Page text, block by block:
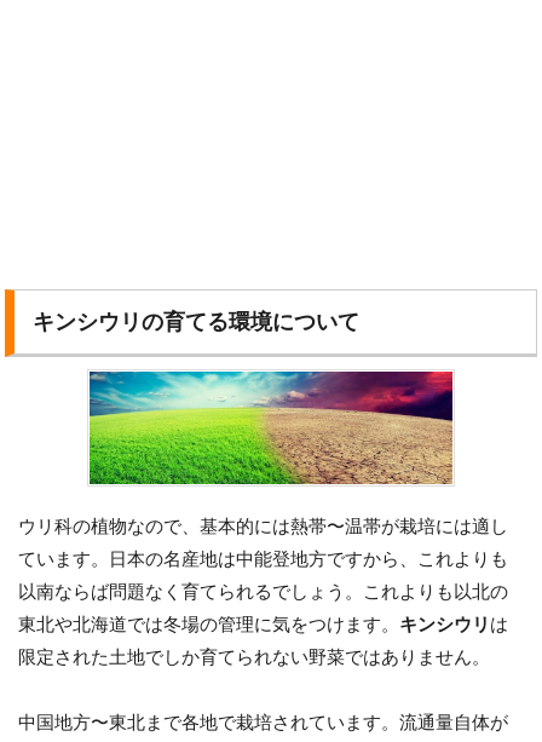
キンシウリの育てる環境について
ウリ科の植物なので、基本的には熱帯〜温帯が栽培には適し
ています。日本の名産地は中能登地方ですから、これよりも
以南ならば問題なく育てられるでしょう。これよりも以北の
東北や北海道では冬場の管理に気をつけます。 キンシウリ は
限定された土地でしか育てられない野菜ではありません。
中国地方〜東北まで各地で栽培されています。流通量自体が